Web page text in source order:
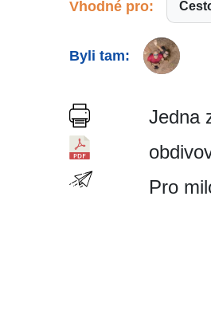
Vhodné pro:
Byli tam:
Jedna
Pro